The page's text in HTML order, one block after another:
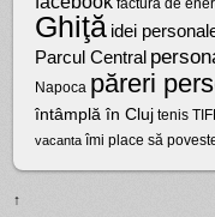
factura de
Ghiţă idei
Parcul Central
Napoca păreri
întâmplă în Cluj tenis
vacanta îmi place să
↑